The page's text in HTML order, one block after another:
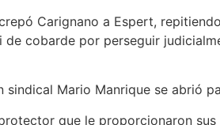
Carignano a Espert,
cobarde por perseguir
Mario Manrique se abrió
que le proporcionaron